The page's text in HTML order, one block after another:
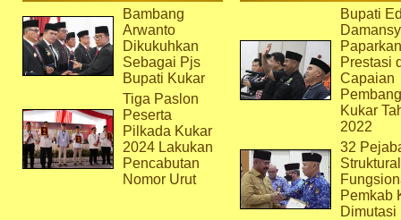
Bambang
Arwanto
Dikukuhkan
Sebagai Pjs
Bupati Kukar
Tiga Paslon
Peserta
Pilkada Kukar
2024 Lakukan
Pencabutan
Nomor Urut
Bupati
Paparkan
Prestasi
Capaian
Kukar
2022
32
Pemkab
Dimutasi